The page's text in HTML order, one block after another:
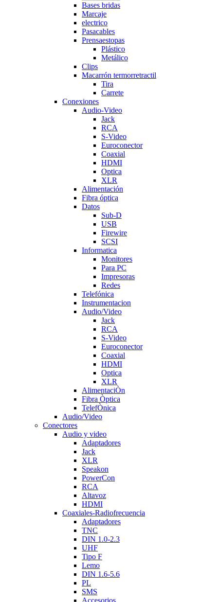
Bases bridas
Marcaje
electrico
Pasacables
Prensaestopas
Plástico
Metálico
Clips
Macarrón termorretractil
Tira
Carrete
Conexiones
Audio-Video
Jack
RCA
S-Video
Euroconector
Coaxial
HDMI
Optica
XLR
Alimentación
Fibra óptica
Datos
Sub-D
USB
Firewire
SCSI
Informatica
Monitores
Para PC
Impresoras
Redes
Telefónica
Instrumentacion
Audio/Video
Jack
RCA
S-Video
Euroconector
Coaxial
HDMI
Optica
XLR
AlimentaciÒn
Fibra Òptica
TelefÒnica
Audio/Video
Conectores
Audio y video
Adaptadores
Jack
XLR
Speakon
PowerCon
RCA
Altavoz
HDMI
Coaxiales-Radiofrecuencia
Adaptadores
TNC
DIN 1.0-2.3
UHF
Tipo F
Lemo
DIN 1.6-5.6
PL
SMS
Accesorios